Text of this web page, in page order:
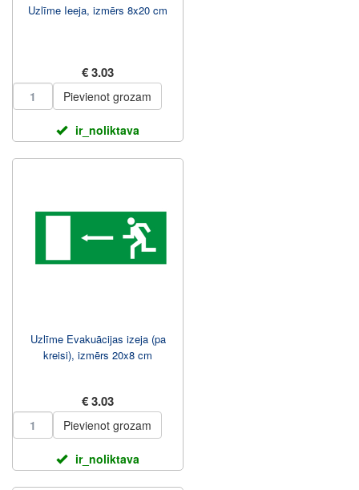
Uzlīme Ieeja, izmērs 8x20 cm
€ 3.03
Pievienot grozam
ir_noliktava
Uzlīme Evakuācijas izeja (pa
kreisi), izmērs 20x8 cm
€ 3.03
Pievienot grozam
ir_noliktava